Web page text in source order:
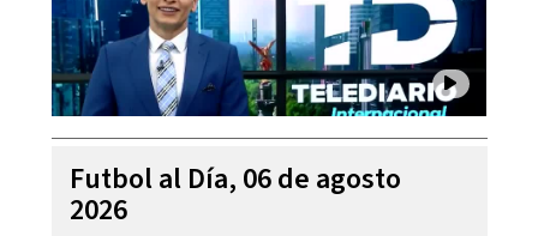
Futbol al Día, 06 de agosto
2026